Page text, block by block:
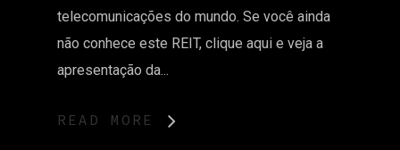
telecomunicações do mundo. Se você ainda
não conhece este REIT, clique aqui e veja a
apresentação da...
READ MORE